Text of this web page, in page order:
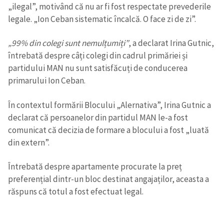
„ilegal”, motivând că nu ar fi fost respectate prevederile
legale. „Ion Ceban sistematic încalcă. O face zi de zi”.
„99% din colegi sunt nemulțumiți”, a declarat Irina Gutnic,
întrebată despre câți colegi din cadrul primăriei și
partidului MAN nu sunt satisfăcuți de conducerea
primarului Ion Ceban.
În contextul formării Blocului „Alernativa”, Irina Gutnic a
declarat că persoanelor din partidul MAN le-a fost
comunicat că decizia de formare a blocului a fost „luată
din extern”.
Întrebată despre apartamente procurate la preț
preferențial dintr-un bloc destinat angajaților, aceasta a
răspuns că totul a fost efectuat legal.